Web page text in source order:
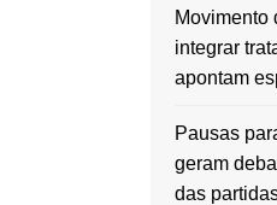
Movimento
integrar
apontam
Pausas
geram
das